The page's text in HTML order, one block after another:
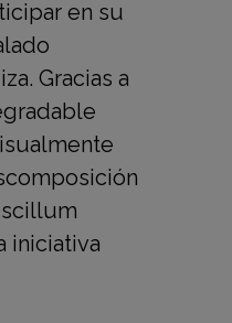
en su
Gracias a
iniciativa